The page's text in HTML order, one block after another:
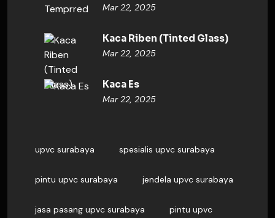
Mar 22, 2025
Kaca Riben (Tinted Glass)
Mar 22, 2025
Kaca Es
Mar 22, 2025
upvc surabaya spesialis upvc surabaya
pintu upvc surabaya jendela upvc surabaya
jasa pasang upvc surabaya pintu upvc